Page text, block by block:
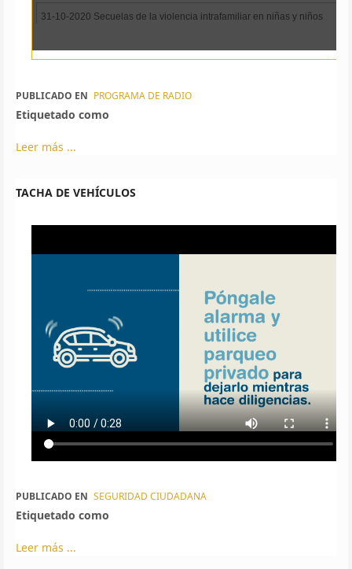
PUBLICADO EN PROGRAMA DE RADIO
Etiquetado como
Leer más ...
TACHA DE VEHÍCULOS
PUBLICADO EN SEGURIDAD CIUDADANA
Etiquetado como
Leer más ...